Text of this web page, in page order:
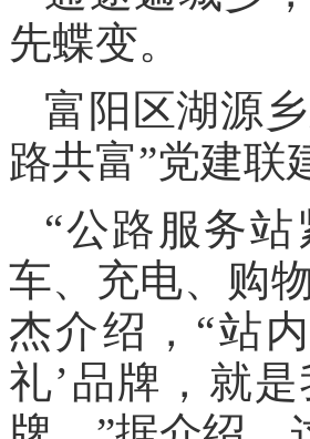
先蝶变。
富阳区湖源
路共富”党建联
“公路服务
车、充电、购
杰介绍，“站
礼’品牌，就